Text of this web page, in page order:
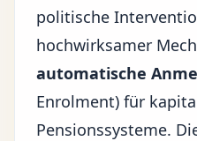
politische
hochwirksamer
automatische
Enrolment) für
Pensionssysteme.